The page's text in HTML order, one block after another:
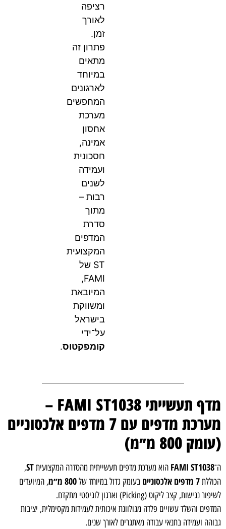
רציפה
לאורך
זמן.
פתרון זה
מתאים
במיוחד
לארגונים
המחפשים
מערכת
אחסון
אמינה,
חסכונית
ועמידה
לשנים
רבות –
מתוך
סדרת
המדפים
המקצועית
ST של
FAMI,
המיובאת
ומשווקת
בישראל
על־ידי
קומפקטוס.
מדף תעשייתי FAMI ST1038 –
מערכת מדפים עם 7 מדפים אלכסוניים
(עומק 800 מ״מ)
ה־FAMI ST1038 הוא מערכת מדפים תעשייתית מהסדרה המקצועיתST
,
הכוללת7 מדפים אלכסוניים בעומק גדול במיוחד של800 מ״מ
, המיועדים
לשיפור נגישות, קצב ליקוט (Picking) וארגון לוגיסטי מתקדם.
המדפים והשלד עשויים פלדה מגולוונת איכותית לעמידות מקסימלית, יציבות
גבוהה ועמידה בתנאי עבודה מאתגרים לאורך שנים.